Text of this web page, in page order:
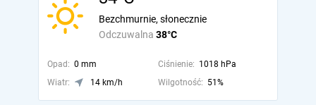
Odczuwalna 38°C
Bezchmurnie, słonecznie
Opad: 0 mm Ciśnienie: 1018 hPa
Wiatr:
14 km/h Wilgotność: 51%